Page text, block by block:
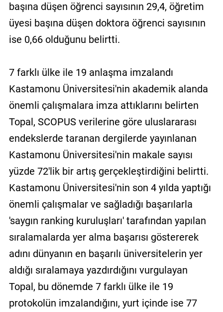
başına düşen öğrenci sayısının 29,4, öğretim
üyesi başına düşen doktora öğrenci sayısının
ise 0,66 olduğunu belirtti.
7 farklı ülke ile 19 anlaşma imzalandı
Kastamonu Üniversitesi'nin akademik alanda
önemli çalışmalara imza attıklarını belirten
Topal, SCOPUS verilerine göre uluslararası
endekslerde taranan dergilerde yayınlanan
Kastamonu Üniversitesi'nin makale sayısı
yüzde 72'lik bir artış gerçekleştirdiğini belirtti.
Kastamonu Üniversitesi'nin son 4 yılda yaptığı
önemli çalışmalar ve sağladığı başarılarla
'saygın ranking kuruluşları' tarafından yapılan
sıralamalarda yer alma başarısı göstererek
adını dünyanın en başarılı üniversitelerin yer
aldığı sıralamaya yazdırdığını vurgulayan
Topal, bu dönemde 7 farklı ülke ile 19
protokolün imzalandığını, yurt içinde ise 77